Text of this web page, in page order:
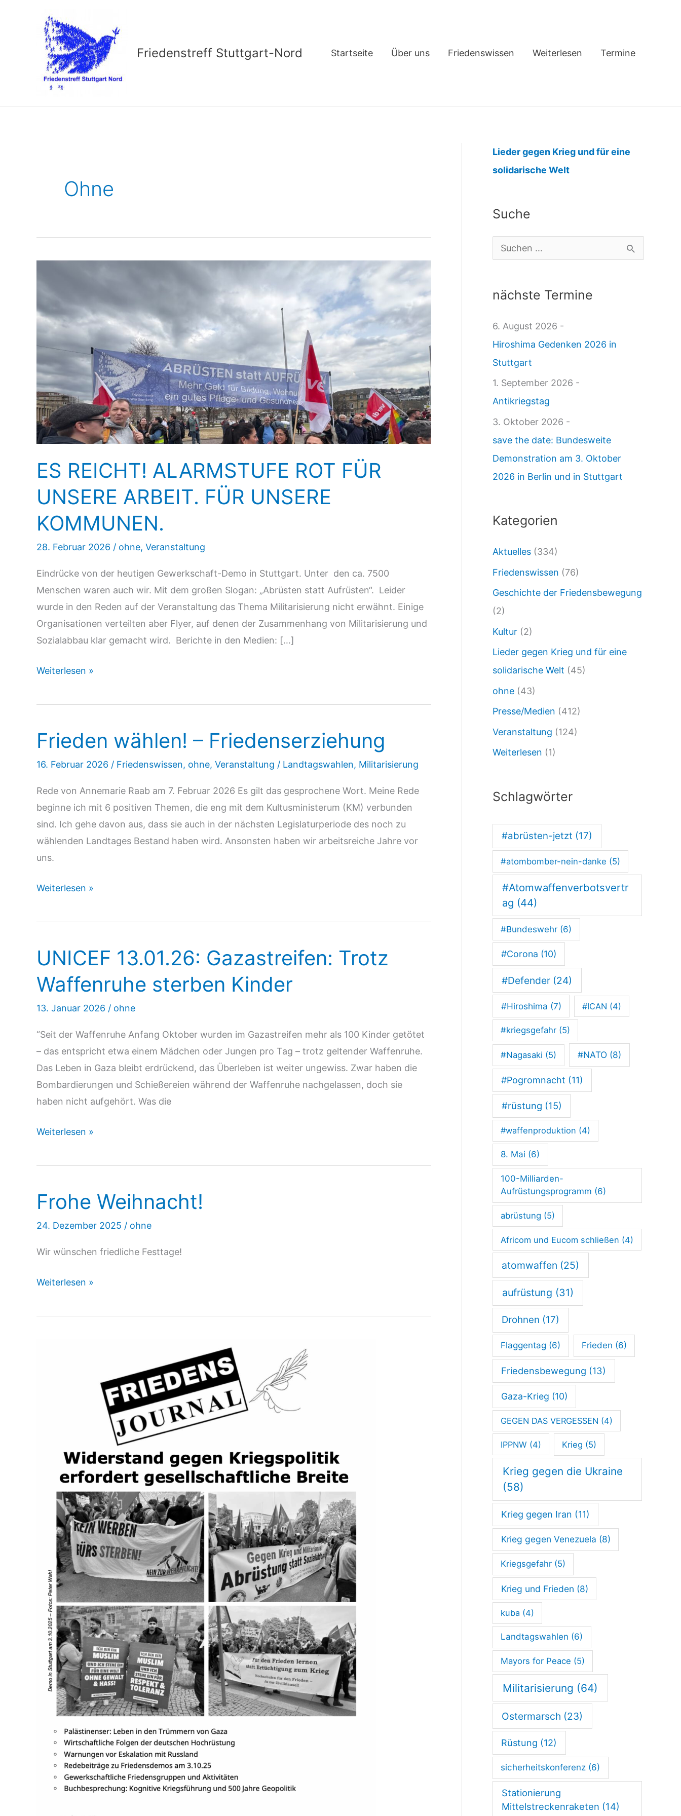
Friedenstreff Stuttgart-Nord Startseite Über uns Friedenswissen Weiterlesen Termine
Ohne
ES REICHT! ALARMSTUFE ROT FÜR
UNSERE ARBEIT. FÜR UNSERE
KOMMUNEN.
28. Februar 2026 / ohne, Veranstaltung
Eindrücke von der heutigen Gewerkschaft-Demo in Stuttgart. Unter den ca. 7500
Menschen waren auch wir. Mit dem großen Slogan: „Abrüsten statt Aufrüsten“. Leider
wurde in den Reden auf der Veranstaltung das Thema Militarisierung nicht erwähnt. Einige
Organisationen verteilten aber Flyer, auf denen der Zusammenhang von Militarisierung und
Sozialabbau klar gemacht wird. Berichte in den Medien: […]
ES
ALARMSTUFE
FÜR
ARBEIT.
FÜR
UNSERE
KOMMUNEN.
Weiterlesen »
Frieden wählen! – Friedenserziehung
16. Februar 2026 / Friedenswissen, ohne, Veranstaltung / Landtagswahlen, Militarisierung
Rede von Annemarie Raab am 7. Februar 2026 Es gilt das gesprochene Wort. Meine Rede
beginne ich mit 6 positiven Themen, die eng mit dem Kultusministerum (KM) verbunden
sind. Ich gehe davon aus, dass sie auch in der nächsten Legislaturperiode des noch zu
wählenden Landtages Bestand haben wird. Ansonsten haben wir arbeitsreiche Jahre vor
uns.
Frieden
–
Weiterlesen »
UNICEF 13.01.26: Gazastreifen: Trotz
Waffenruhe sterben Kinder
13. Januar 2026 / ohne
“Seit der Waffenruhe Anfang Oktober wurden im Gazastreifen mehr als 100 Kinder getötet
– das entspricht etwa einem Mädchen oder Jungen pro Tag – trotz geltender Waffenruhe.
Das Leben in Gaza bleibt erdrückend, das Überleben ist weiter ungewiss. Zwar haben die
Bombardierungen und Schießereien während der Waffenruhe nachgelassen, doch sie
haben nicht aufgehört. Was die
UNICEF
Gazastreifen:
Waffenruhe
Kinder
Weiterlesen »
Frohe Weihnacht!
24. Dezember 2025 / ohne
Wir wünschen friedliche Festtage!
Frohe
Weiterlesen »
Lieder gegen Krieg und für eine
solidarische Welt:
d
n
r
a
l
M
ä
p
r
/
N
:
a
d
e
u
d
e
t
g
s
h
:
G
e
g
e
ä
u
i
e
E
t
w
i
c
k
l
n
g
e
n
Suche
u
h
:
nächste Termine
6. August 2026 -
Hiroshima Gedenken 2026 in
Stuttgart
1. September 2026 -
Antikriegstag
3. Oktober 2026 -
save the date: Bundesweite
Demonstration am 3. Oktober
2026 in Berlin und in Stuttgart
Kategorien
Aktuelles (334)
Friedenswissen (76)
Geschichte der Friedensbewegung
(2)
Kultur (2)
Lieder gegen Krieg und für eine
solidarische Welt (45)
ohne (43)
Presse/Medien (412)
Veranstaltung (124)
Weiterlesen (1)
Schlagwörter
#abrüsten-jetzt (17)
#atombomber-nein-danke (5)
#Atomwaffenverbotsvertr
ag (44)
#Bundeswehr (6)
#Corona (10)
#Defender (24)
#Hiroshima (7) #ICAN (4)
#kriegsgefahr (5)
#Nagasaki (5) #NATO(8)
#Pogromnacht (11)
#rüstung (15)
#waffenproduktion (4)
8. Mai (6)
100-Milliarden-
Aufrüstungsprogramm (6)
abrüstung (5)
Africom und Eucom schließen (4)
atomwaffen (25)
aufrüstung (31)
Drohnen (17)
Flaggentag (6) Frieden (6)
Friedensbewegung (13)
Gaza-Krieg (10)
GEGEN DAS VERGESSEN (4)
IPPNW (4) Krieg (5)
Krieg gegen die Ukraine
(58)
Krieg gegen Iran (11)
Krieg gegen Venezuela (8)
Kriegsgefahr (5)
Krieg und Frieden (8)
kuba (4)
Landtagswahlen (6)
Mayors for Peace (5)
Militarisierung (64)
Ostermarsch (23)
Rüstung (12)
sicherheitskonferenz (6)
Stationierung
Mittelstreckenraketen (14)